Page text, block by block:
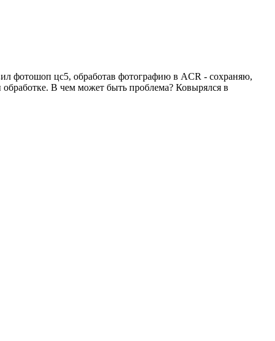
фотошоп цс5, обработав фотографию в ACR - сохраняю,
В чем может быть проблема? Ковырялся в